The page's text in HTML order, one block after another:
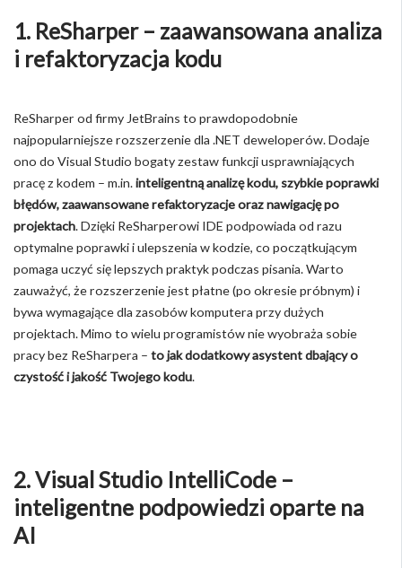
1. ReSharper – zaawansowana analiza
i refaktoryzacja kodu
ReSharper od firmy JetBrains to prawdopodobnie
najpopularniejsze rozszerzenie dla .NET deweloperów. Dodaje
ono do Visual Studio bogaty zestaw funkcji usprawniających
pracę z kodem – m.in.inteligentną analizę kodu, szybkie poprawki
błędów, zaawansowane refaktoryzacje oraz nawigację po
projektach. Dzięki ReSharperowi IDE podpowiada od razu
optymalne poprawki i ulepszenia w kodzie, co początkującym
pomaga uczyć się lepszych praktyk podczas pisania. Warto
zauważyć, że rozszerzenie jest płatne (po okresie próbnym) i
bywa wymagające dla zasobów komputera przy dużych
projektach. Mimo to wielu programistów nie wyobraża sobie
pracy bez ReSharpera – to jak dodatkowy asystent dbający o
czystość i jakość Twojego kodu.
2. Visual Studio IntelliCode –
inteligentne podpowiedzi oparte na
AI